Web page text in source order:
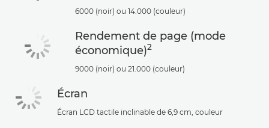
6000 (noir) ou 14.000 (couleur)
Rendement de page (mode
économique)2
9000 (noir) ou 21.000 (couleur)
Écran
Écran LCD tactile inclinable de 6,9 cm, couleur